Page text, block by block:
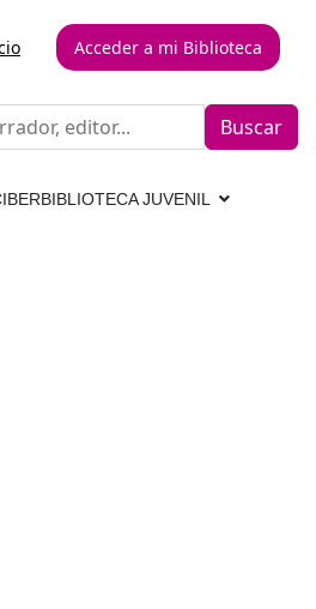
Acceder a mi Biblioteca
Buscar
JUVENIL